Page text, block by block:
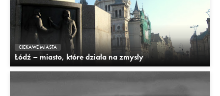
CIEKAWE MIASTA
Łódź – miasto, które działa na zmysły